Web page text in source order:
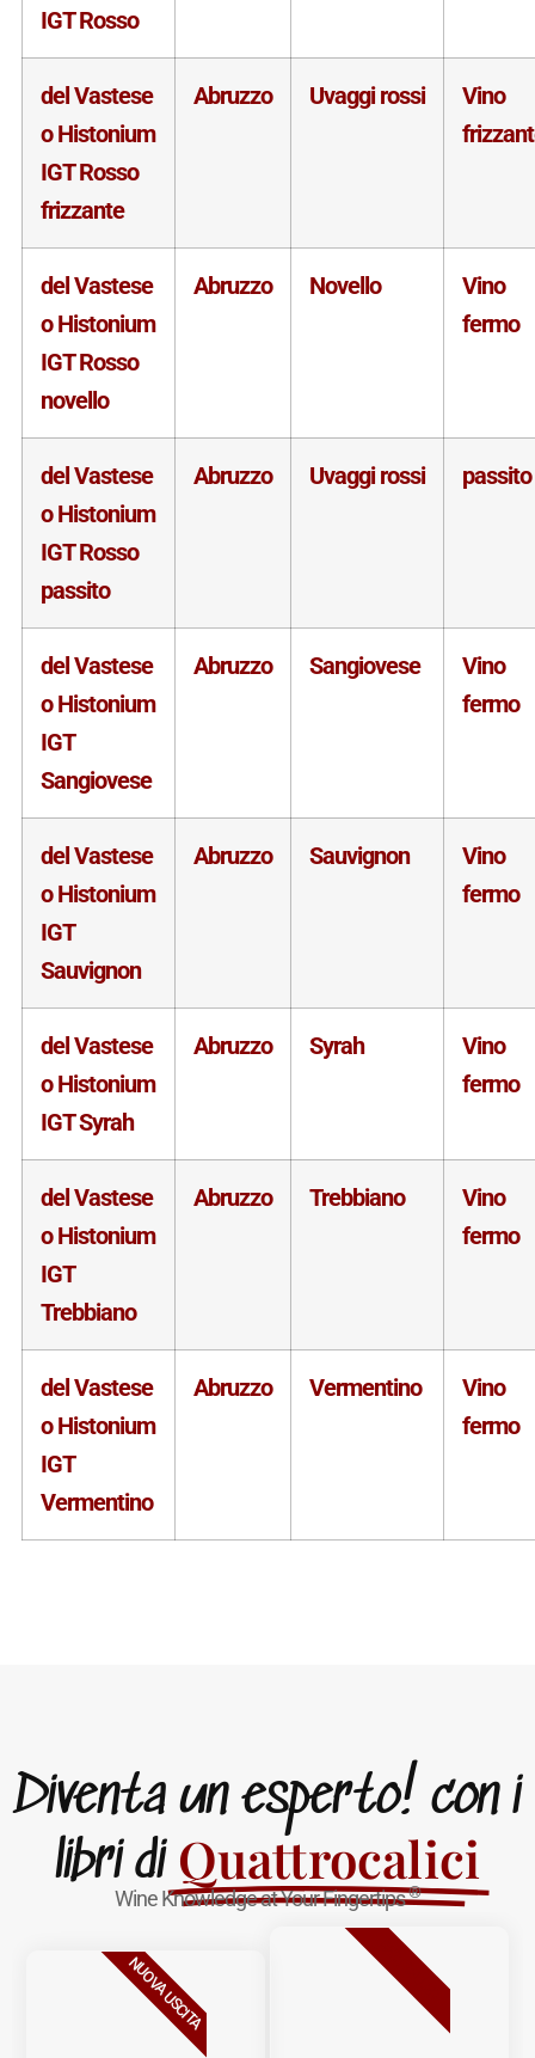
IGT Rosso
del Vastese
o Histonium
IGT Rosso
frizzante
Abruzzo Uvaggi rossi
Vino
del Vastese
o Histonium
IGT Rosso
novello
Abruzzo Novello
Vino
fermo
del Vastese
o Histonium
IGT Rosso
passito
Abruzzo Uvaggi rossi passito
del Vastese
o Histonium
IGT
Sangiovese
Abruzzo Sangiovese
Vino
fermo
del Vastese
o Histonium
IGT
Sauvignon
Abruzzo Sauvignon
Vino
fermo
del Vastese
o Histonium
IGT Syrah
Abruzzo Syrah
Vino
fermo
del Vastese
o Histonium
IGT
Trebbiano
Abruzzo Trebbiano
Vino
fermo
del Vastese
o Histonium
IGT
Vermentino
Abruzzo Vermentino
Vino
fermo
Diventa un esperto! con i
libri di Quattrocalici
Wine Knowledge at Your Fingertips®
NUOVA USCITA BESTSELLER